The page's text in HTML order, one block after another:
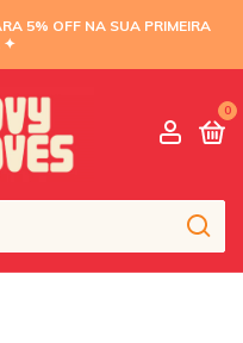
5% OFF NA SUA PRIMEIRA
✦
0